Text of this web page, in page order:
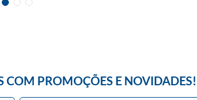
COM PROMOÇÕES E NOVIDADES!